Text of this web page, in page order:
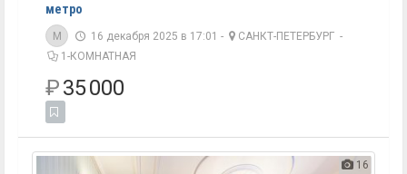
метро
M 16 декабря 2025 в 17:01 - САНКТ-ПЕТЕРБУРГ -
1-КОМНАТНАЯ
₽35 000
16